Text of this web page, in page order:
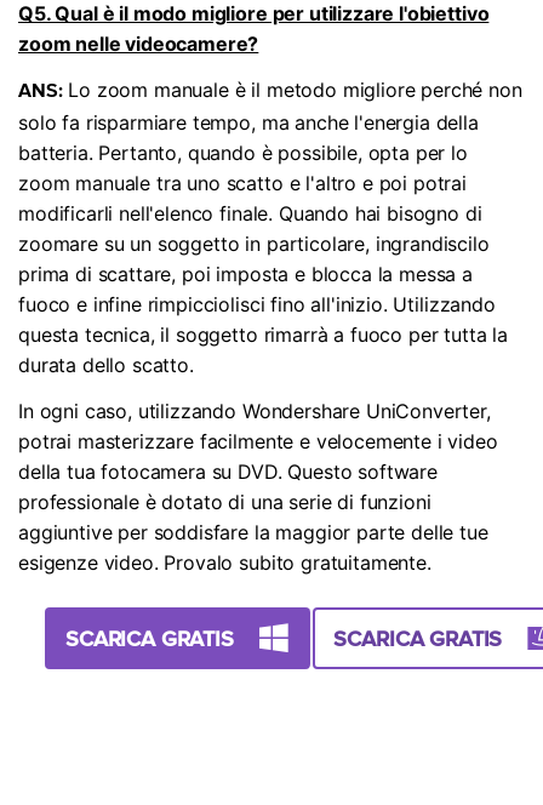
Q5. Qual è il modo migliore per utilizzare l'obiettivo
zoom nelle videocamere?
ANS: Lo zoom manuale è il metodo migliore perché non
solo fa risparmiare tempo, ma anche l'energia della
batteria. Pertanto, quando è possibile, opta per lo
zoom manuale tra uno scatto e l'altro e poi potrai
modificarli nell'elenco finale. Quando hai bisogno di
zoomare su un soggetto in particolare, ingrandiscilo
prima di scattare, poi imposta e blocca la messa a
fuoco e infine rimpicciolisci fino all'inizio. Utilizzando
questa tecnica, il soggetto rimarrà a fuoco per tutta la
durata dello scatto.
In ogni caso, utilizzando Wondershare UniConverter,
potrai masterizzare facilmente e velocemente i video
della tua fotocamera su DVD. Questo software
professionale è dotato di una serie di funzioni
aggiuntive per soddisfare la maggior parte delle tue
esigenze video. Provalo subito gratuitamente.
SCARICA GRATIS SCARICA GRATIS